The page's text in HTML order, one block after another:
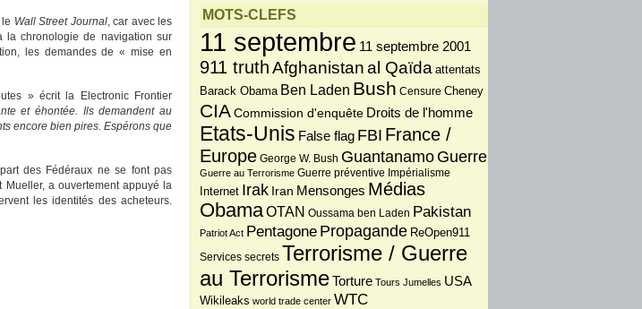
Wall Street Journal, car avec les
la chronologie de navigation sur
les demandes de « mise en
» écrit la Electronic Frontier
et éhontée. Ils demandent au
encore bien pires. Espérons que
des Fédéraux ne se font pas
a ouvertement appuyé la
les identités des acheteurs.
MOTS-CLEFS
11 septembre 11 septembre 2001
911 truthAfghanistanal Qaïda attentats
Barack Obama Ben Laden Bush Censure Cheney
CIA Commission d'enquête Droits de l'homme
Etats-Unis False flag FBI France /
Europe George W. Bush Guantanamo Guerre
Guerre au Terrorisme Guerre préventive Impérialisme
Internet Irak Iran Mensonges Médias
ObamaOTAN Oussama ben Laden Pakistan
Patriot Act Pentagone Propagande ReOpen911
Services secrets Terrorisme / Guerre
au TerrorismeTorture Tours Jumelles USA
Wikileaks world trade center WTC